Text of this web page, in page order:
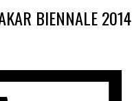
BIENNALE 2014